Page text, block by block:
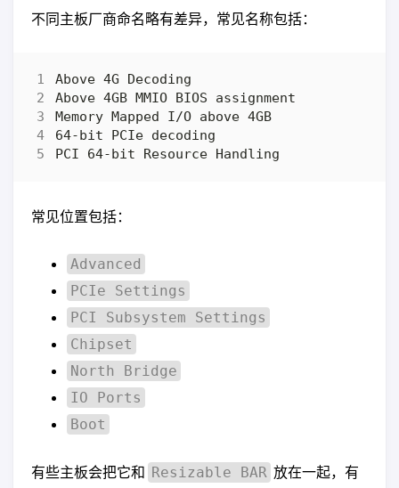
不同主板厂商命名略有差异，常见名称包括：
常见位置包括：
Advanced
PCIe Settings
PCI Subsystem Settings
Chipset
North Bridge
IO Ports
Boot
有些主板会把它和 Resizable BAR 放在一起，有